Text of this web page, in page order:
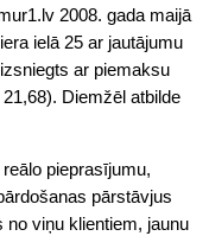
2008. gada maijā
ielā 25 ar jautājumu
ar piemaksu
Diemžēl atbilde
pieprasījumu,
pārstāvjus
viņu klientiem, jaunu